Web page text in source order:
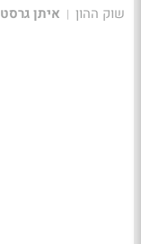
שוק ההון | איתן